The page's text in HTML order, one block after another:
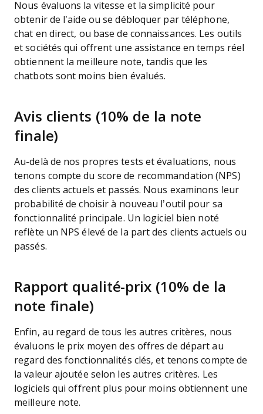
Nous évaluons la vitesse et la simplicité pour
obtenir de l’aide ou se débloquer par téléphone,
chat en direct, ou base de connaissances. Les outils
et sociétés qui offrent une assistance en temps réel
obtiennent la meilleure note, tandis que les
chatbots sont moins bien évalués.
Avis clients (10% de la note
finale)
Au-delà de nos propres tests et évaluations, nous
tenons compte du score de recommandation (NPS)
des clients actuels et passés. Nous examinons leur
probabilité de choisir à nouveau l’outil pour sa
fonctionnalité principale. Un logiciel bien noté
reflète un NPS élevé de la part des clients actuels ou
passés.
Rapport qualité-prix (10% de la
note finale)
Enfin, au regard de tous les autres critères, nous
évaluons le prix moyen des offres de départ au
regard des fonctionnalités clés, et tenons compte de
la valeur ajoutée selon les autres critères. Les
logiciels qui offrent plus pour moins obtiennent une
meilleure note.